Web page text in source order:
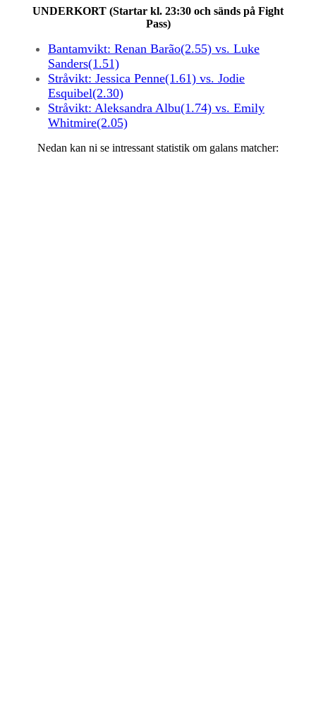
UNDERKORT (Startar kl. 23:30 och sänds på Fight
Pass)
Bantamvikt: Renan Barão(2.55) vs. Luke
Sanders(1.51)
Stråvikt: Jessica Penne(1.61) vs. Jodie
Esquibel(2.30)
Stråvikt: Aleksandra Albu(1.74) vs. Emily
Whitmire(2.05)
Nedan kan ni se intressant statistik om galans matcher: